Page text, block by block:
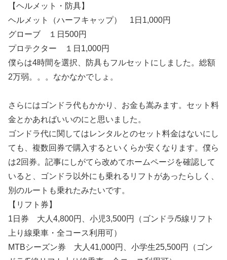
【ヘルメット・防具】
ヘルメット（ハーフキャップ） 1日1,000円
グローブ １日500円
プロテクター １日1,000円
僕らは4時間を選択、防具もフルセットにしました。総額
2万弱。。。なかなかでしょ。
さらにはゴンドラ代もかかり、お金も嵩みます。セット料
金とかあればいいのにと思いました。
ゴンドラ代に関してはレンタルとのセット料金はないにし
ても、複数回券で購入するといくらか安くなります。僕ら
は2回券。記事にしがてら改めてホームページを確認して
いると、ゴンドラ以外にも乗れるリフトがあったらしく、
別のルートも乗れたみたいです。
【リフト券】
1日券 大人4,800円、小児3,500円（ゴンドラ/5線リフト
上り線乗車・全コース利用可）
MTBシーズン券 大人41,000円、小学生25,500円（ゴン